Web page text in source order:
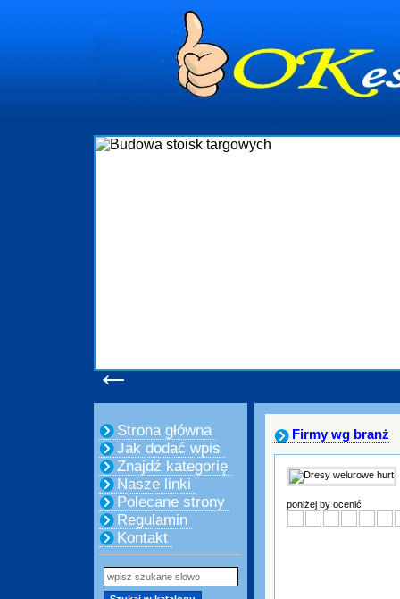
←
Strona główna
Jak dodać wpis
Znajdź kategorię
Nasze linki
Polecane strony
Regulamin
Kontakt
Firmy wg branż
poniżej by ocenić